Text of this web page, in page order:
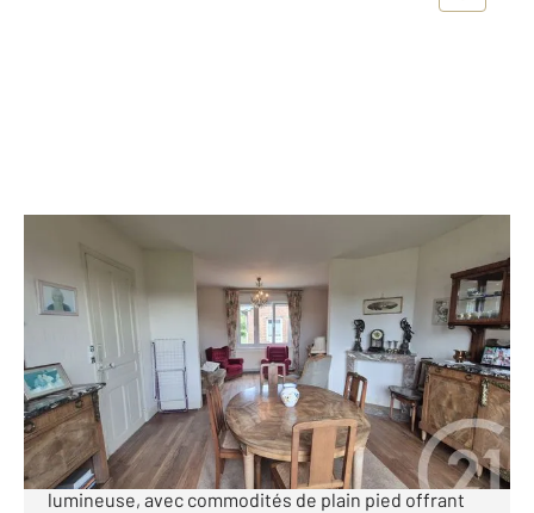
ALBERT 80
112 m
Ref : 9639
Maison à vendre
119 000 €
13 KM ALBERT Beaucoup de charme pour cette
maison individuelle, en retrait de rue, très
lumineuse, avec commodités de plain pied offrant